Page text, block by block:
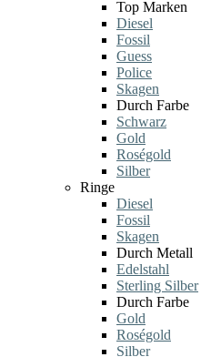
Top Marken
Diesel
Fossil
Guess
Police
Skagen
Durch Farbe
Schwarz
Gold
Roségold
Silber
Ringe
Diesel
Fossil
Skagen
Durch Metall
Edelstahl
Sterling Silber
Durch Farbe
Gold
Roségold
Silber